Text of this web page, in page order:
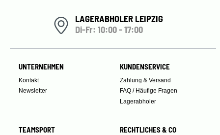
LAGERABHOLER LEIPZIG
Di-Fr: 10:00 - 17:00
UNTERNEHMEN
Kontakt
Newsletter
KUNDENSERVICE
Zahlung & Versand
FAQ / Häufige Fragen
Lagerabholer
TEAMSPORT RECHTLICHES & CO